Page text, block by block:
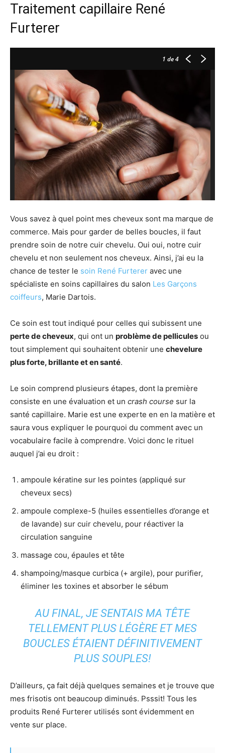
Traitement capillaire René
Furterer
1 de 4
Vous savez à quel point mes cheveux sont ma marque de
commerce. Mais pour garder de belles boucles, il faut
prendre soin de notre cuir chevelu. Oui oui, notre cuir
chevelu et non seulement nos cheveux. Ainsi, j’ai eu la
chance de tester le soin René Furterer avec une
spécialiste en soins capillaires du salon Les Garçons
coiffeurs, Marie Dartois.
Ce soin est tout indiqué pour celles qui subissent une
perte de cheveux, qui ont un problème de pellicules ou
tout simplement qui souhaitent obtenir une chevelure
plus forte, brillante et en santé.
Le soin comprend plusieurs étapes, dont la première
consiste en une évaluation et un crash course sur la
santé capillaire. Marie est une experte en en la matière et
saura vous expliquer le pourquoi du comment avec un
vocabulaire facile à comprendre. Voici donc le rituel
auquel j’ai eu droit :
ampoule kératine sur les pointes (appliqué sur
cheveux secs)
ampoule complexe-5 (huiles essentielles d’orange et
de lavande) sur cuir chevelu, pour réactiver la
circulation sanguine
massage cou, épaules et tête
shampoing/masque curbica (+ argile), pour purifier,
éliminer les toxines et absorber le sébum
AU FINAL, JE SENTAIS MA TÊTE
TELLEMENT PLUS LÉGÈRE ET MES
BOUCLES ÉTAIENT DÉFINITIVEMENT
PLUS SOUPLES!
D’ailleurs, ça fait déjà quelques semaines et je trouve que
mes frisotis ont beaucoup diminués. Psssit! Tous les
produits René Furterer utilisés sont évidemment en
vente sur place.